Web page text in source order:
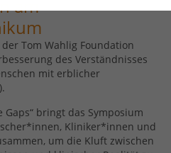
am
Tom Wahlig Foundation
des Verständnisses
mit erblicher
bringt das Symposium
Kliniker*innen und
um die Kluft zwischen